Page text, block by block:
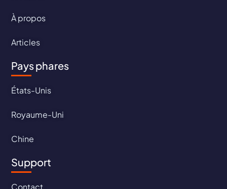
À propos
Articles
Pays phares
États-Unis
Royaume-Uni
Chine
Support